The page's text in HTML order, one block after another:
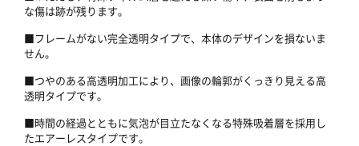
な傷は跡が残ります。
■フレームがない完全透明タイプで、本体のデザインを損ないま
せん。
■つやのある高透明加工により、画像の輪郭がくっきり見える高
透明タイプです。
■時間の経過とともに気泡が目立たなくなる特殊吸着層を採用し
たエアーレスタイプです。